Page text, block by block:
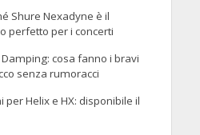
Shure Nexadyne è il
perfetto per i concerti
Damping: cosa fanno i bravi
senza rumoracci
per Helix e HX: disponibile il